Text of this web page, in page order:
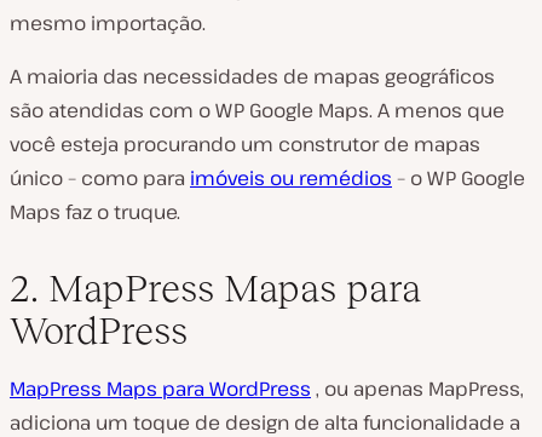
mesmo importação.
A maioria das necessidades de mapas geográficos
são atendidas com o WP Google Maps. A menos que
você esteja procurando um construtor de mapas
único – como para imóveis ou remédios – o WP Google
Maps faz o truque.
2. MapPress Mapas para
WordPress
MapPress Maps para WordPress , ou apenas MapPress,
adiciona um toque de design de alta funcionalidade a